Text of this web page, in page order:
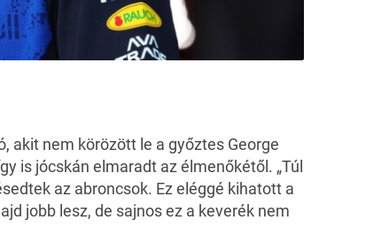
akit nem körözött le a győztes George
is jócskán elmaradt az élmenőkétől. „Túl
az abroncsok. Ez eléggé kihatott a
jobb lesz, de sajnos ez a keverék nem